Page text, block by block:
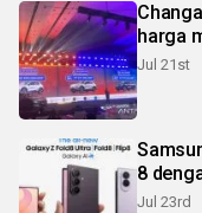
harga
Jul 21st
8
Jul 23rd